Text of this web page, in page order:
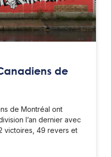
de
de Montréal ont
l’an dernier avec
victoires, 49 revers et